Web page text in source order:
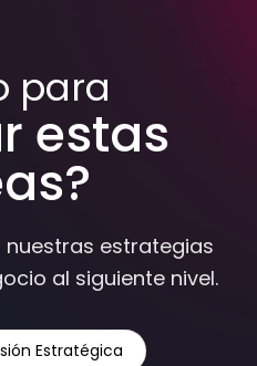
para
estas
estrategias
al siguiente nivel.
Estratégica